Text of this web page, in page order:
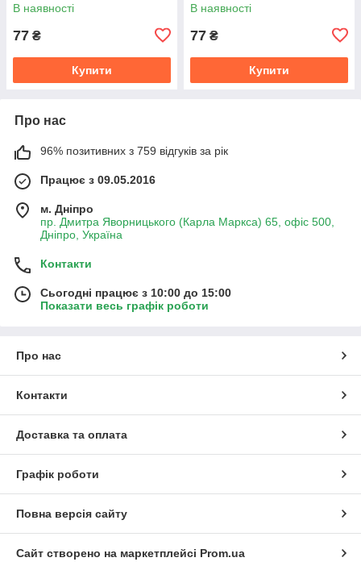
В наявності
77 ₴
Купити
В наявності
77 ₴
Купити
Про нас
96% позитивних з 759 відгуків за рік
Працює з 09.05.2016
м. Дніпро
пр. Дмитра Яворницького (Карла Маркса) 65, офіс 500,
Дніпро, Україна
Контакти
Сьогодні працює з 10:00 до 15:00
Показати весь графік роботи
Про нас
Контакти
Доставка та оплата
Графік роботи
Повна версія сайту
Сайт створено на маркетплейсі Prom.ua